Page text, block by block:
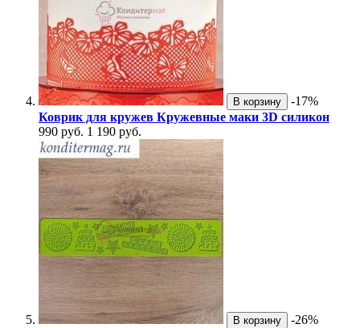
В корзину
-17%
Коврик для кружев Кружевные маки 3D силикон
990 руб. 1 190 руб.
В корзину
-26%